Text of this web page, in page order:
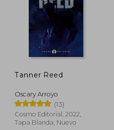
Tanner Reed
Oscary Arroyo
(13)
Cosmo Editorial, 2022,
Tapa Blanda, Nuevo